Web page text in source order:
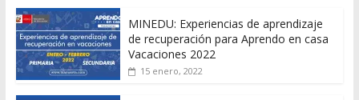
MINEDU: Experiencias de aprendizaje
de recuperación para Aprendo en casa
Vacaciones 2022
15 enero, 2022